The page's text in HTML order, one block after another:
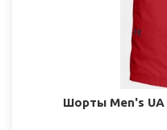
Шорты Men's UA